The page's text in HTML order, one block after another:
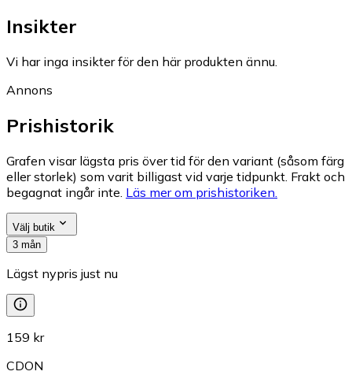
Insikter
Vi har inga insikter för den här produkten ännu.
Annons
Prishistorik
Grafen visar lägsta pris över tid för den variant (såsom färg
eller storlek) som varit billigast vid varje tidpunkt. Frakt och
begagnat ingår inte. Läs mer om prishistoriken.
Välj butik
3 mån
Lägst nypris just nu
159 kr
CDON